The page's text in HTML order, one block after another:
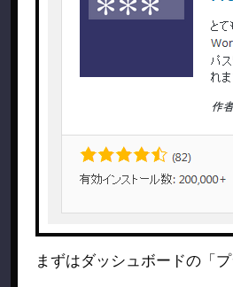
まずはダッシュボードの「